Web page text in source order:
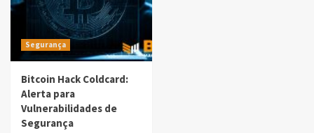
Segurança
Bitcoin Hack Coldcard:
Alerta para
Vulnerabilidades de
Segurança